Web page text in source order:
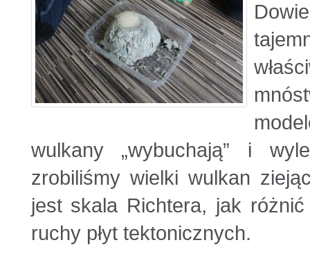
wulkany „wybuchają” i
zrobiliśmy wielki wulkan
jest skala Richtera, jak
ruchy płyt tektonicznych.